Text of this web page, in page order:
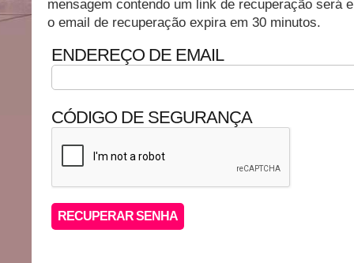
mensagem contendo um link de recuperação será
o email de recuperação expira em 30 minutos.
ENDEREÇO DE EMAIL
CÓDIGO DE SEGURANÇA
RECUPERAR SENHA